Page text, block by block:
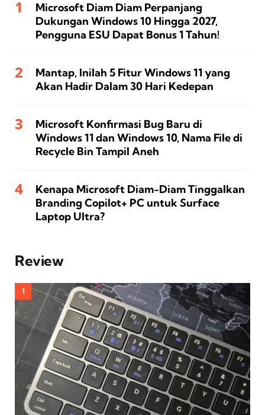
Microsoft Diam Diam Perpanjang
Dukungan Windows 10 Hingga 2027,
Pengguna ESU Dapat Bonus 1 Tahun!
Mantap, Inilah 5 Fitur Windows 11 yang
Akan Hadir Dalam 30 Hari Kedepan
Microsoft Konfirmasi Bug Baru di
Windows 11 dan Windows 10, Nama File di
Recycle Bin Tampil Aneh
Kenapa Microsoft Diam-Diam Tinggalkan
Branding Copilot+ PC untuk Surface
Laptop Ultra?
Review